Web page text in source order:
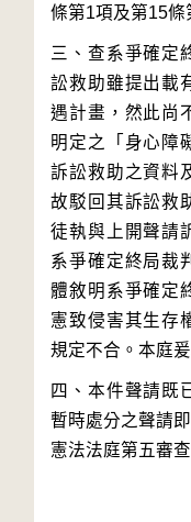
三、查系爭確定
訟救助雖提出載
遇計畫，然此尚
明定之「身心障
訴訟救助之資料
故駁回其訴訟救
徒執與上開聲請
系爭確定終局裁
體敘明系爭確定
憲致侵害其生存
四、本件聲請既
暫時處分之聲請
憲法法庭第五審